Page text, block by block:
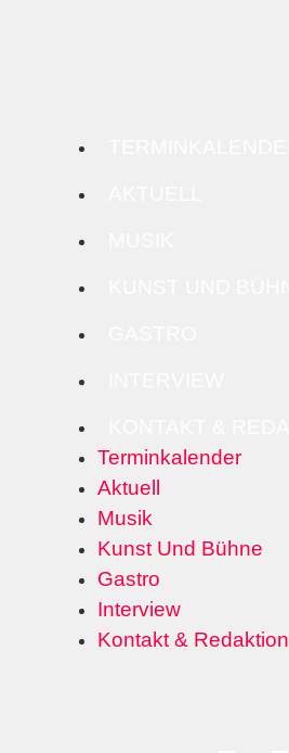
Terminkalender
Aktuell
Musik
Kunst Und Bühne
Gastro
Interview
Kontakt & Redaktion